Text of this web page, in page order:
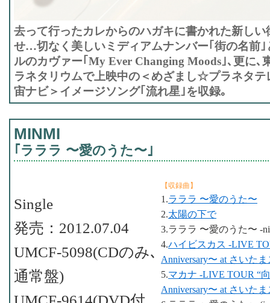
去って行ったカレからのハガキに書かれた新し
せ…切なく美しいミディアムナンバー｢街の名前｣
ルのカヴァー｢My Ever Changing Moods｣､更に､
ラネタリウムで上映中の＜めざまし☆プラネタテ
宙ナビ＞イメージソング｢流れ星｣を収録｡
MINMI
｢ラララ 〜愛のうた〜｣
【収録曲】
1.ラララ 〜愛のうた〜
2.太陽の下で
3.ラララ 〜愛のうた〜 -
4.ハイビスカス -LIVE
Anniversary〜 at さいた
5.マカナ -LIVE TOUR “
Anniversary〜 at さいた
Single
発売：2012.07.04
UMCF-5098(CDのみ､
通常盤)